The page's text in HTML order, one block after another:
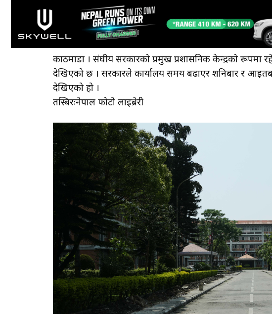
काठमाडौँ । संघीय सरकारको प्रमुख प्रशासनिक केन्द्रको रूपमा
देखिएको छ । सरकारले कार्यालय समय बढाएर शनिबार र
देखिएको हो ।
तस्बिरःनेपाल फोटो लाइब्रेरी